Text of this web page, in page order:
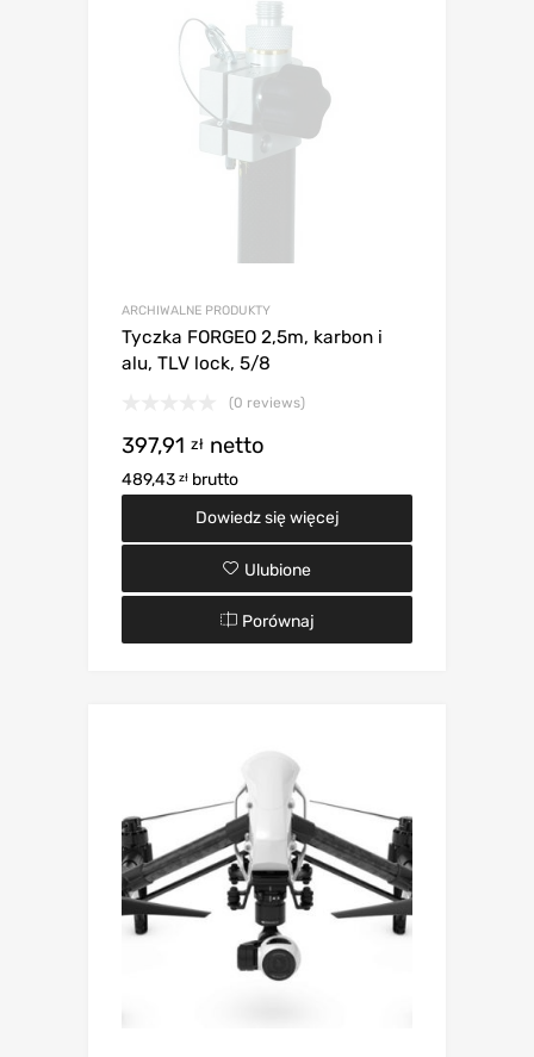
ARCHIWALNE PRODUKTY
Tyczka FORGEO 2,5m, karbon i
alu, TLV lock, 5/8
(0 reviews)
397,91 zł netto
489,43 zł brutto
Dowiedz się więcej
Ulubione
Porównaj